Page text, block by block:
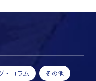
・コラム その他